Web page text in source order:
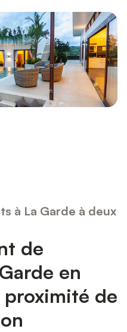
à La Garde à deux
de
en
proximité de